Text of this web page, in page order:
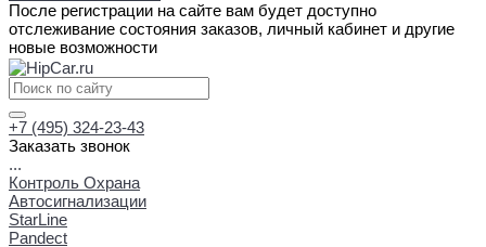
После регистрации на сайте вам будет доступно
отслеживание состояния заказов, личный кабинет и другие
новые возможности
+7 (495) 324-23-43
Заказать звонок
...
Контроль Охрана
Автосигнализации
StarLine
Pandect